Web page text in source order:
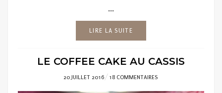
...
LIRE LA SUITE
LE COFFEE CAKE AU CASSIS
POSTED
20 JUILLET 2016 18 COMMENTAIRES